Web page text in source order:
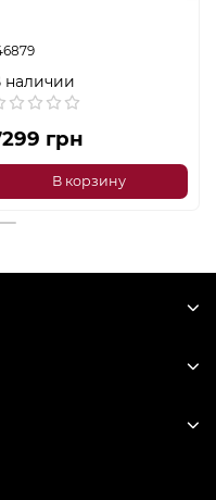
наличии
грн
В корзину